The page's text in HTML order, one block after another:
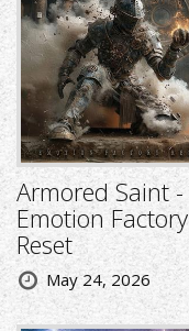
Armored Saint -
Emotion Factory
Reset
May 24, 2026